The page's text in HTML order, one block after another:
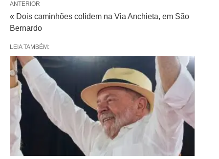
ANTERIOR
« Dois caminhões colidem na Via Anchieta, em São
Bernardo
LEIA TAMBÉM: